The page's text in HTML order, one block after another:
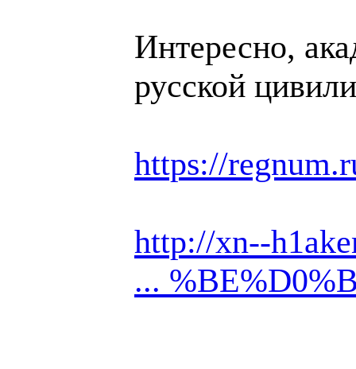
Интересно,
русской
https://
http://xn--
...